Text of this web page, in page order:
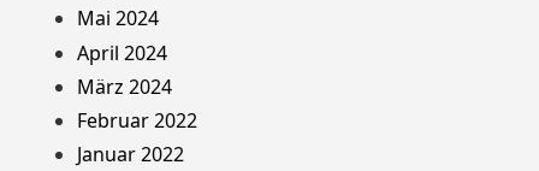
Mai 2024
April 2024
März 2024
Februar 2022
Januar 2022